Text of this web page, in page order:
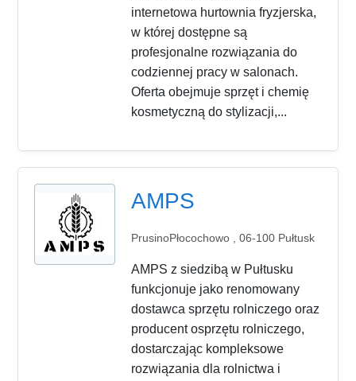
internetowa hurtownia fryzjerska,
w której dostępne są
profesjonalne rozwiązania do
codziennej pracy w salonach.
Oferta obejmuje sprzęt i chemię
kosmetyczną do stylizacji,...
AMPS
PrusinoPłocochowo , 06-100 Pułtusk
AMPS z siedzibą w Pułtusku
funkcjonuje jako renomowany
dostawca sprzętu rolniczego oraz
producent osprzętu rolniczego,
dostarczając kompleksowe
rozwiązania dla rolnictwa i